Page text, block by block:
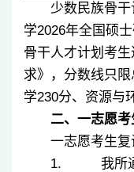
少数民族骨
学2026年全国硕
骨干人才计划考
求》，分数线只
学230分、资源与
二、一志愿
一志愿考生
1.
我所